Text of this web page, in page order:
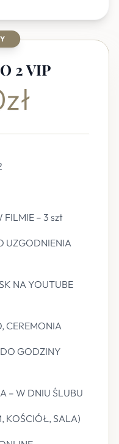
2 VIP
FILMIE – 3 szt
UZGODNIENIA
NA YOUTUBE
CEREMONIA
DO GODZINY
– W DNIU ŚLUBU
KOŚCIÓŁ, SALA)